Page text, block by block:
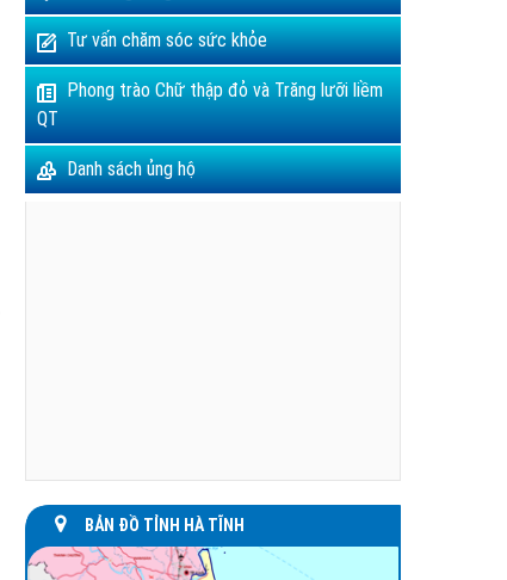
Tư vấn chăm sóc sức khỏe
Phong trào Chữ thập đỏ và Trăng lưỡi liềm
QT
Danh sách ủng hộ
BẢN ĐỒ TỈNH HÀ TĨNH